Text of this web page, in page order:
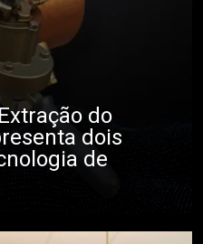
do
dois
de